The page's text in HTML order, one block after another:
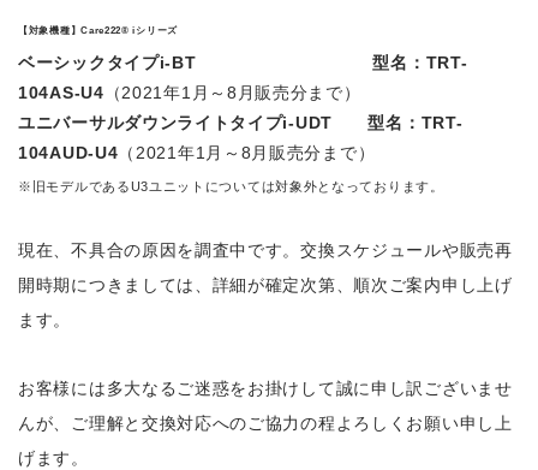
【対象機種】Care222® iシリーズ
ベーシックタイプi-BT 型名：TRT-
104AS-U4 （2021年1月～8月販売分まで）
ユニバーサルダウンライトタイプi-UDT 型名：TRT-
104AUD-U4 （2021年1月～8月販売分まで）
※旧モデルであるU3ユニットについては対象外となっております。
現在、不具合の原因を調査中です。交換スケジュールや販売再
開時期につきましては、詳細が確定次第、順次ご案内申し上げ
ます。
お客様には多大なるご迷惑をお掛けして誠に申し訳ございませ
んが、ご理解と交換対応へのご協力の程よろしくお願い申し上
げます。